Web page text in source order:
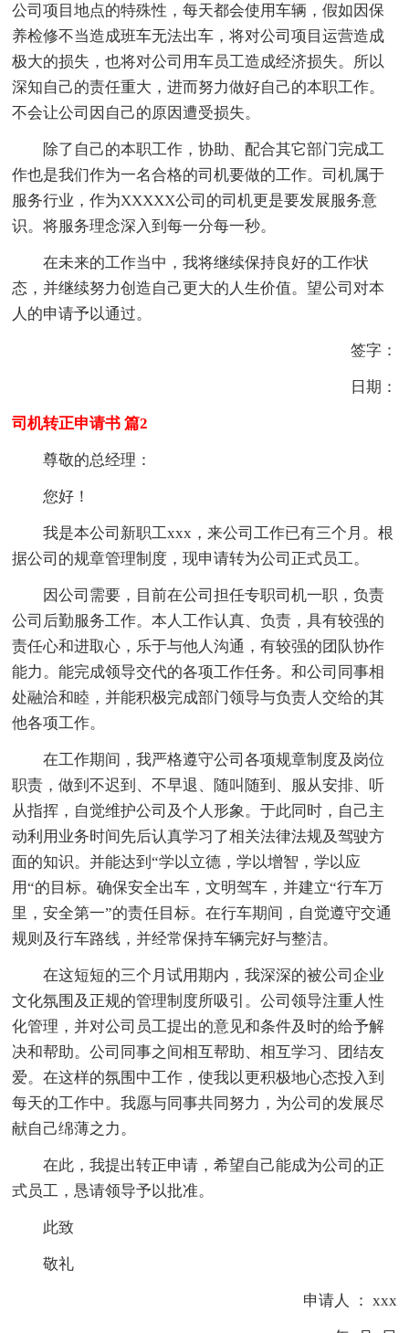
公司项目地点的特殊性，每天都会使用车辆，假如因保
养检修不当造成班车无法出车，将对公司项目运营造成
极大的损失，也将对公司用车员工造成经济损失。所以
深知自己的责任重大，进而努力做好自己的本职工作。
不会让公司因自己的原因遭受损失。
除了自己的本职工作，协助、配合其它部门完成工
作也是我们作为一名合格的司机要做的工作。司机属于
服务行业，作为XXXXX公司的司机更是要发展服务意
识。将服务理念深入到每一分每一秒。
在未来的工作当中，我将继续保持良好的工作状
态，并继续努力创造自己更大的人生价值。望公司对本
人的申请予以通过。
签字：
日期：
司机转正申请书 篇2
尊敬的总经理：
您好！
我是本公司新职工xxx，来公司工作已有三个月。根
据公司的规章管理制度，现申请转为公司正式员工。
因公司需要，目前在公司担任专职司机一职，负责
公司后勤服务工作。本人工作认真、负责，具有较强的
责任心和进取心，乐于与他人沟通，有较强的团队协作
能力。能完成领导交代的各项工作任务。和公司同事相
处融洽和睦，并能积极完成部门领导与负责人交给的其
他各项工作。
在工作期间，我严格遵守公司各项规章制度及岗位
职责，做到不迟到、不早退、随叫随到、服从安排、听
从指挥，自觉维护公司及个人形象。于此同时，自己主
动利用业务时间先后认真学习了相关法律法规及驾驶方
面的知识。并能达到“学以立德，学以增智，学以应
用“的目标。确保安全出车，文明驾车，并建立“行车万
里，安全第一”的责任目标。在行车期间，自觉遵守交通
规则及行车路线，并经常保持车辆完好与整洁。
在这短短的三个月试用期内，我深深的被公司企业
文化氛围及正规的管理制度所吸引。公司领导注重人性
化管理，并对公司员工提出的意见和条件及时的给予解
决和帮助。公司同事之间相互帮助、相互学习、团结友
爱。在这样的氛围中工作，使我以更积极地心态投入到
每天的工作中。我愿与同事共同努力，为公司的发展尽
献自己绵薄之力。
在此，我提出转正申请，希望自己能成为公司的正
式员工，恳请领导予以批准。
此致
敬礼
申请人 ： xxx